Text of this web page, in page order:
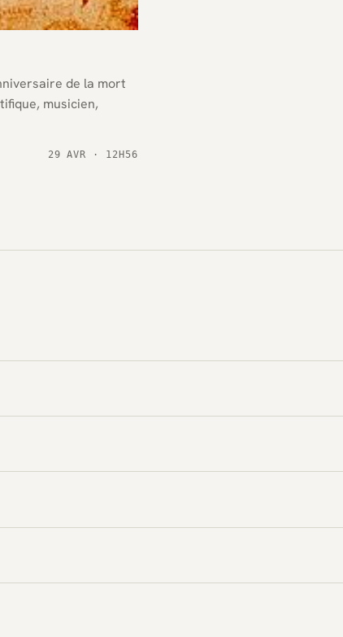
de la mort
musicien,
29 AVR · 12H56